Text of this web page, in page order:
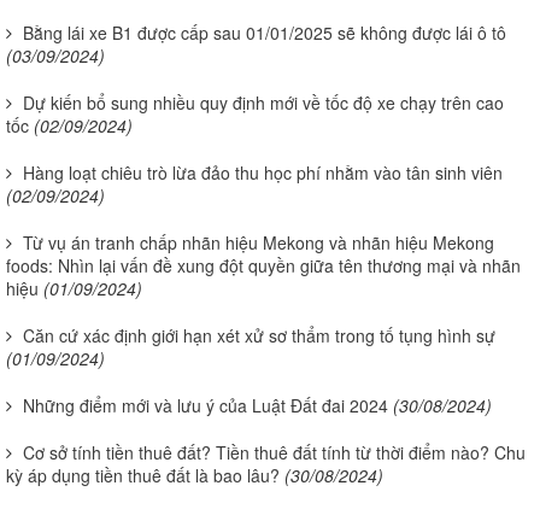
Bằng lái xe B1 được cấp sau 01/01/2025 sẽ không được lái ô tô
(03/09/2024)
Dự kiến bổ sung nhiều quy định mới về tốc độ xe chạy trên cao
tốc (02/09/2024)
Hàng loạt chiêu trò lừa đảo thu học phí nhằm vào tân sinh viên
(02/09/2024)
Từ vụ án tranh chấp nhãn hiệu Mekong và nhãn hiệu Mekong
foods: Nhìn lại vấn đề xung đột quyền giữa tên thương mại và nhãn
hiệu (01/09/2024)
Căn cứ xác định giới hạn xét xử sơ thẩm trong tố tụng hình sự
(01/09/2024)
Những điểm mới và lưu ý của Luật Đất đai 2024 (30/08/2024)
Cơ sở tính tiền thuê đất? Tiền thuê đất tính từ thời điểm nào? Chu
kỳ áp dụng tiền thuê đất là bao lâu? (30/08/2024)